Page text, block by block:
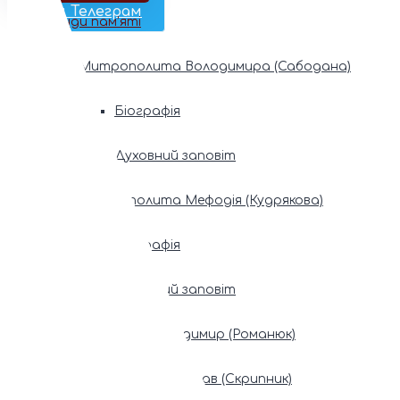
Наш Телеграм
Фонди пам’яті
Митрополита Володимира (Сабодана)
Біографія
Духовний заповіт
Митрополита Мефодія (Кудрякова)
Біографія
Духовний заповіт
Патріарх Володимир (Романюк)
Патріарх Мстислав (Скрипник)